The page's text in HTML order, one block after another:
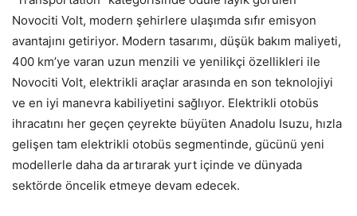
Novociti Volt, modern şehirlere ulaşımda sıfır emisyon
avantajını getiriyor. Modern tasarımı, düşük bakım maliyeti,
400 km’ye varan uzun menzili ve yenilikçi özellikleri ile
Novociti Volt, elektrikli araçlar arasında en son teknolojiyi
ve en iyi manevra kabiliyetini sağlıyor. Elektrikli otobüs
ihracatını her geçen çeyrekte büyüten Anadolu Isuzu, hızla
gelişen tam elektrikli otobüs segmentinde, gücünü yeni
modellerle daha da artırarak yurt içinde ve dünyada
sektörde öncelik etmeye devam edecek.